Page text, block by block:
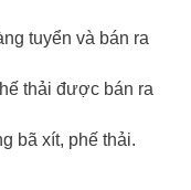
tuyển và bán ra
thải được bán ra
bã xít, phế thải.